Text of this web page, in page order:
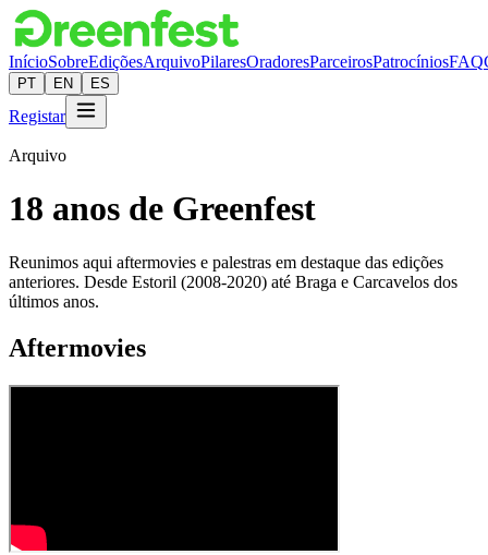
InícioSobreEdiçõesArquivoPilaresOradoresParceirosPatrocíniosFAQ
PT EN ES
Registar
Arquivo
18 anos de Greenfest
Reunimos aqui aftermovies e palestras em destaque das edições
anteriores. Desde Estoril (2008-2020) até Braga e Carcavelos dos
últimos anos.
Aftermovies